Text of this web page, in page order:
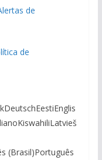
de
de
(Brasil)Português